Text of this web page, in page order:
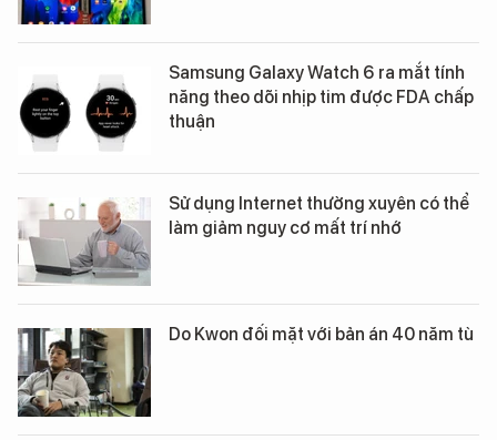
Samsung Galaxy Watch 6 ra mắt tính
năng theo dõi nhịp tim được FDA chấp
thuận
Sử dụng Internet thường xuyên có thể
làm giảm nguy cơ mất trí nhớ
Do Kwon đối mặt với bản án 40 năm tù